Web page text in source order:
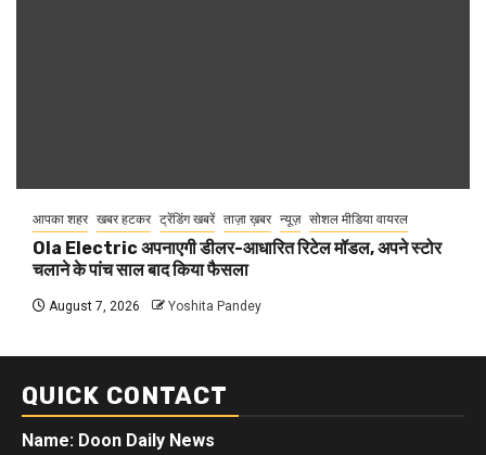
आपका शहर खबर हटकर ट्रेंडिंग खबरें ताज़ा ख़बर न्यूज़ सोशल मीडिया वायरल
Ola Electric अपनाएगी डीलर-आधारित रिटेल मॉडल, अपने स्टोर
चलाने के पांच साल बाद किया फैसला
August 7, 2026 Yoshita Pandey
QUICK CONTACT
Name: Doon Daily News